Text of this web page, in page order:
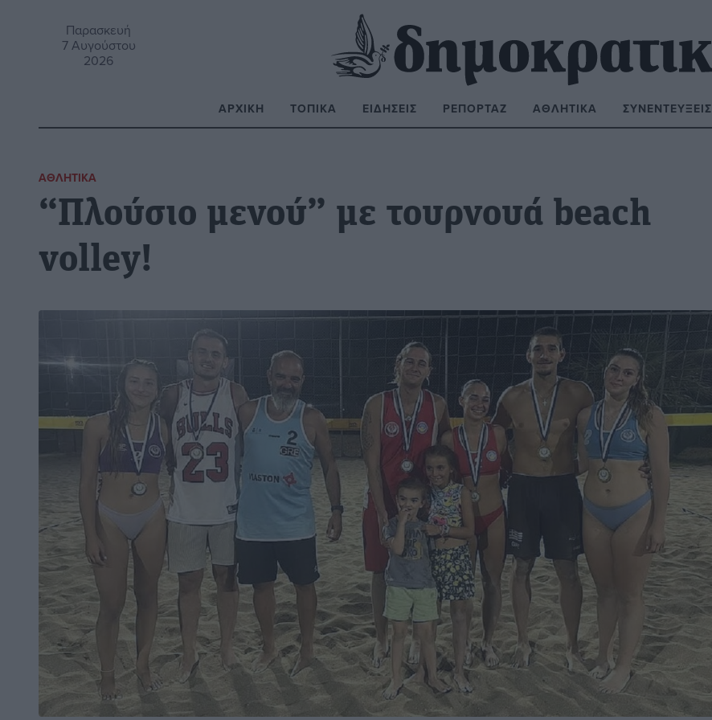
Παρασκευή
7 Αυγούστου
2026
ΑΡΧΙΚΉ ΤΟΠΙΚΆ ΕΙΔΉΣΕΙΣ ΡΕΠΟΡΤΆΖ ΑΘΛΗΤΙΚΆ ΣΥΝΕΝΤΕΎΞΕΙΣ
ΑΘΛΗΤΙΚΆ
“Πλούσιο μενού” με τουρνουά beach
volley!